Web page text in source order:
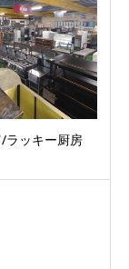
ラッキー厨房